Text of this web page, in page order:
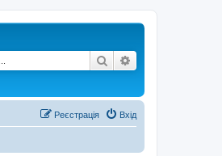
Пошук
Вхід
Реєстрація